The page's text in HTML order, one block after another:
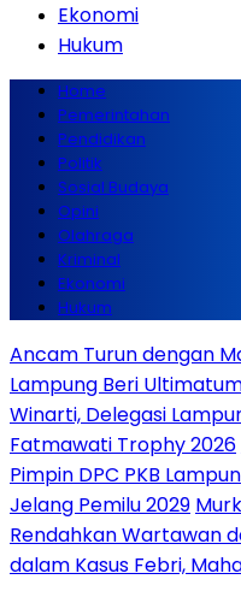
Ekonomi
Hukum
Home
Pemerintahan
Pendidikan
Politik
Sosial Budaya
Opini
Olahraga
Kriminal
Ekonomi
Hukum
Ancam Turun dengan
Lampung Beri
Winarti, Delegasi
Fatmawati Trophy 2026
Pimpin DPC PKB
Jelang Pemilu 2029
Rendahkan Wartawan
dalam Kasus Febri,